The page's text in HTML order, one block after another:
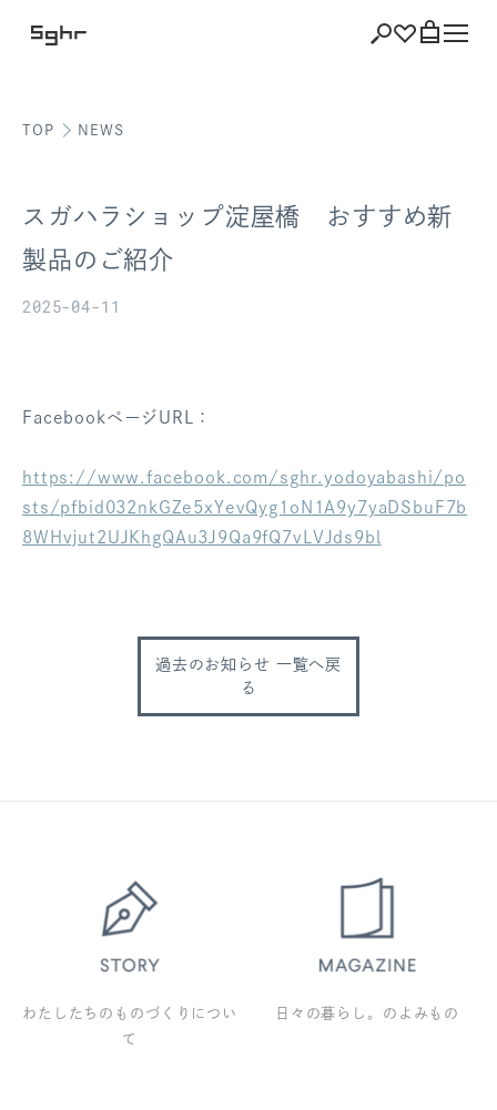
ショッピング バッグを見る
お気に入り
ログアウト
TOP NEWS
スガハラショップ淀屋橋 おすすめ新
製品のご紹介
2025-04-11
FacebookページURL：
https://www.facebook.com/sghr.yodoyabashi/po
sts/pfbid032nkGZe5xYevQyg1oN1A9y7yaDSbuF7b
8WHvjut2UJKhgQAu3J9Qa9fQ7vLVJds9bl
過去のお知らせ 一覧へ戻
る
わたしたちのものづくりについ
て
日々の暮らし。のよみもの